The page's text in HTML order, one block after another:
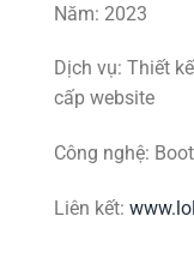
Năm: 2023
Dịch vụ: Thiết
cấp website
Công nghệ:
Liên kết: